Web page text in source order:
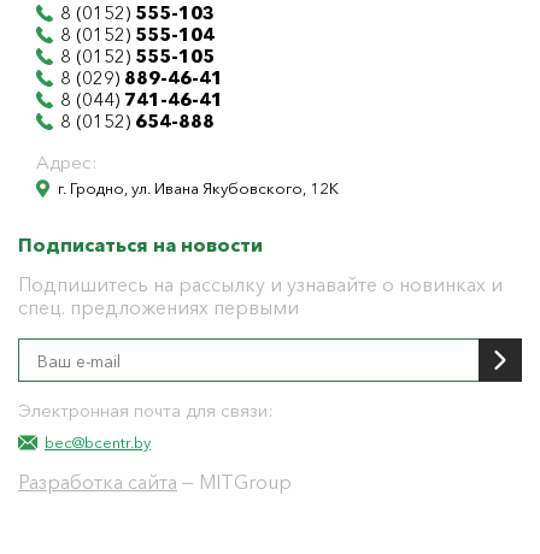
8 (0152) 555-103
8 (0152) 555-104
8 (0152) 555-105
8 (029) 889-46-41
8 (044) 741-46-41
8 (0152) 654-888
Адрес:
г. Гродно, ул. Ивана Якубовского, 12К
Подписаться на новости
Подпишитесь на рассылку и узнавайте о новинках и
спец. предложениях первыми
Электронная почта для связи:
bec@bcentr.by
Разработка сайта — MITGroup